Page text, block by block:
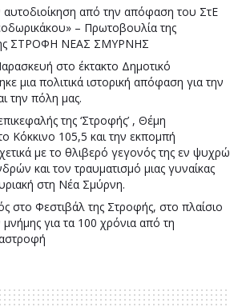
αυτοδιοίκηση από την απόφαση του ΣτΕ
– Πρωτοβουλία της
ΣΤΡΟΦΗ ΝΕΑΣ ΣΜΥΡΝΗΣ
στο έκτακτο Δημοτικό
μια πολιτικά ιστορική απόφαση για την
την πόλη μας.
της ‘Στροφής’ , Θέμη
Κόκκινο 105,5 και την εκπομπή
με το θλιβερό γεγονός της εν ψυχρώ
και τον τραυματισμό μιας γυναίκας
στη Νέα Σμύρνη.
στο Φεστιβάλ της Στροφής, στο πλαίσιο
για τα 100 χρόνια από τη